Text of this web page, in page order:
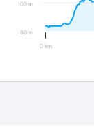
0 km
80 m
100 m